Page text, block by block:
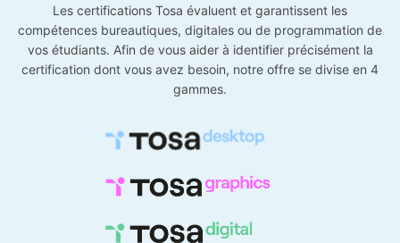
Les certifications Tosa évaluent et garantissent les
compétences bureautiques, digitales ou de programmation de
vos étudiants. Afin de vous aider à identifier précisément la
certification dont vous avez besoin, notre offre se divise en 4
gammes.